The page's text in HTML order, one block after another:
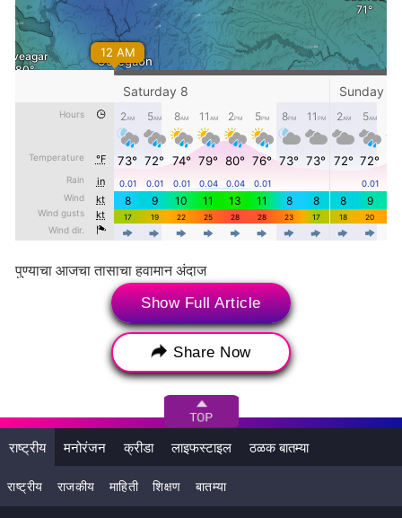
पुण्याचा आजचा तासाचा हवामान अंदाज
दुपारी ३
28°
Show Full Article
Share Now
राष्ट्रीय मनोरंजन क्रीडा लाइफस्टाइल ठळक बातम्या
राष्ट्रीय राजकीय माहिती शिक्षण बातम्या